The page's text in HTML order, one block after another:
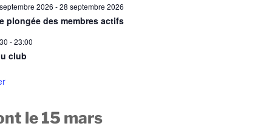
2026 -28 septembre 2026
plongée des membres actifs
-23:00
club
le 15 mars